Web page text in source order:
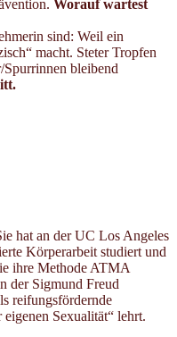
Worauf wartest
sind: Weil ein
macht. Steter Tropfen
Spurrinnen bleibend
hat an der UC Los Angeles
Körperarbeit studiert und
ihre Methode ATMA
der Sigmund Freud
reifungsfördernde
Sexualität“ lehrt.